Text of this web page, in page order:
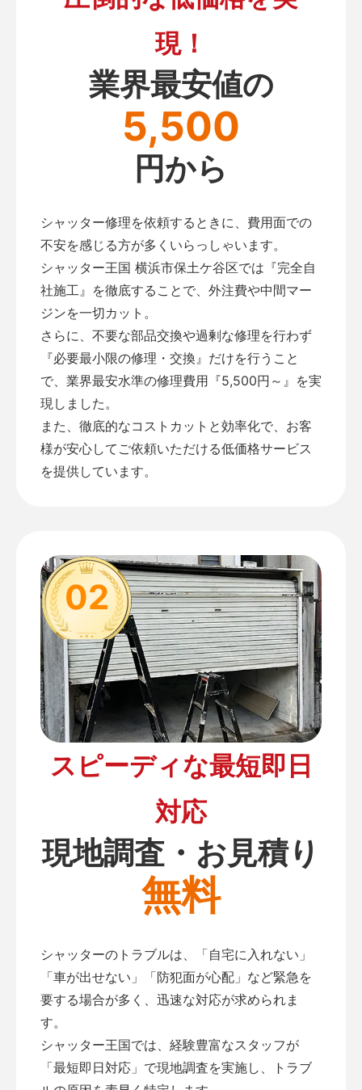
現！
業界最安値の
5,500
円から
シャッター修理を依頼するときに、費用面での
不安を感じる方が多くいらっしゃいます。
シャッター王国 横浜市保土ケ谷区では『完全自
社施工』を徹底することで、外注費や中間マー
ジンを一切カット。
さらに、不要な部品交換や過剰な修理を行わず
『必要最小限の修理・交換』だけを行うこと
で、業界最安水準の修理費用『5,500円～』を実
現しました。
また、徹底的なコストカットと効率化で、お客
様が安心してご依頼いただける低価格サービス
を提供しています。
02
スピーディな最短即日
対応
現地調査・お見積り
無料
シャッターのトラブルは、「自宅に入れない」
「車が出せない」「防犯面が心配」など緊急を
要する場合が多く、迅速な対応が求められま
す。
シャッター王国では、経験豊富なスタッフが
「最短即日対応」で現地調査を実施し、トラブ